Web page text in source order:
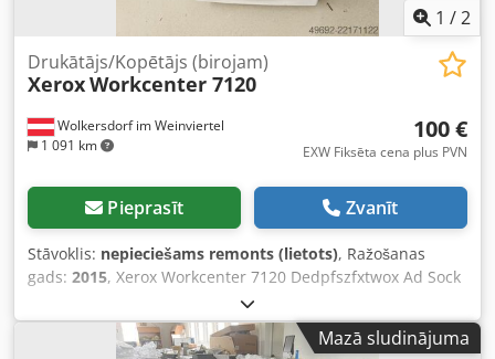
1 /2
Wolkersdorf im Weinviertel
1 091 km
Drukātājs/Kopētājs (birojam)
XeroxWorkcenter 7120
100 €
EXW Fiksēta cena plus PVN
Pieprasīt Zvanīt
Stāvoklis: nepieciešams remonts (lietots), Ražošanas
gads: 2015, Xerox Workcenter 7120 Dedpfszfxtwox Ad Sock
Nepieciešama apkope (bojājums izvada vienībā) ieskaitot
piederumus un atlikušās tonera krājumus utt. Tikai
saņemšana uz vietas
Mazā sludinājuma